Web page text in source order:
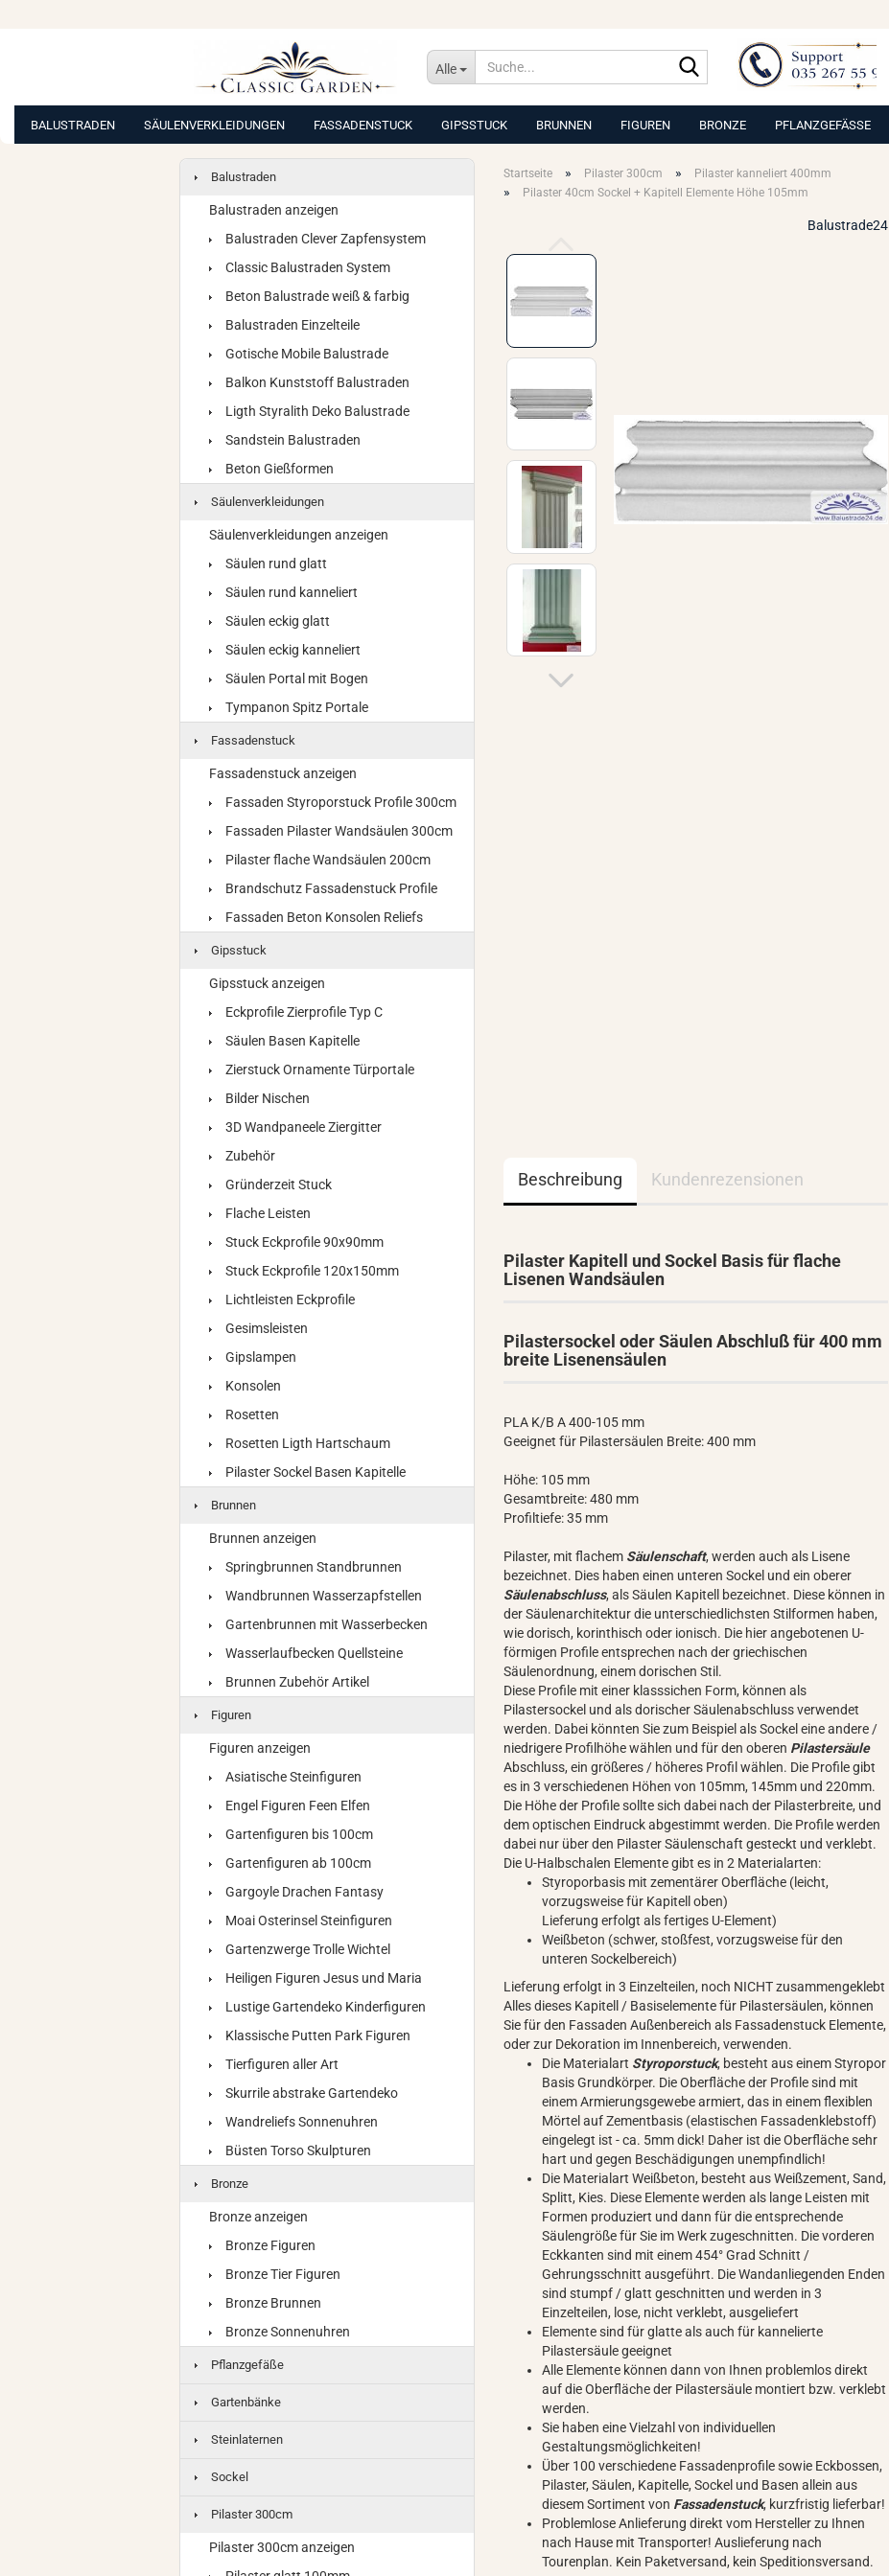
Alle
Suche...
BALUSTRADEN SÄULENVERKLEIDUNGEN FASSADENSTUCK GIPSSTUCK BRUNNEN FIGUREN BRONZE PFLANZGEFÄSSE
Startseite » Pilaster 300cm » Pilaster kanneliert 400mm
» Pilaster 40cm Sockel + Kapitell Elemente Höhe 105mm
Balustrade24
Beschreibung Kundenrezensionen
Pilaster Kapitell und Sockel Basis für flache
Lisenen Wandsäulen
Pilastersockel oder Säulen Abschluß für 400 mm
breite Lisenensäulen
PLA K/B A 400-105 mm
Geeignet für Pilastersäulen Breite: 400 mm
Höhe: 105 mm
Gesamtbreite: 480 mm
Profiltiefe: 35 mm
Pilaster, mit flachem Säulenschaft, werden auch als Lisene
bezeichnet. Dies haben einen unteren Sockel und ein oberer
Säulenabschluss, als Säulen Kapitell bezeichnet. Diese können in
der Säulenarchitektur die unterschiedlichsten Stilformen haben,
wie dorisch, korinthisch oder ionisch. Die hier angebotenen U-
förmigen Profile entsprechen nach der griechischen
Säulenordnung, einem dorischen Stil.
Diese Profile mit einer klasssichen Form, können als
Pilastersockel und als dorischer Säulenabschluss verwendet
werden. Dabei könnten Sie zum Beispiel als Sockel eine andere /
niedrigere Profilhöhe wählen und für den oberen Pilastersäule
Abschluss, ein größeres / höheres Profil wählen. Die Profile gibt
es in 3 verschiedenen Höhen von 105mm, 145mm und 220mm.
Die Höhe der Profile sollte sich dabei nach der Pilasterbreite, und
dem optischen Eindruck abgestimmt werden. Die Profile werden
dabei nur über den Pilaster Säulenschaft gesteckt und verklebt.
Die U-Halbschalen Elemente gibt es in 2 Materialarten:
Styroporbasis mit zementärer Oberfläche (leicht,
vorzugsweise für Kapitell oben)
Lieferung erfolgt als fertiges U-Element)
Weißbeton (schwer, stoßfest, vorzugsweise für den
unteren Sockelbereich)
Lieferung erfolgt in 3 Einzelteilen, noch NICHT zusammengeklebt
Alles dieses Kapitell / Basiselemente für Pilastersäulen, können
Sie für den Fassaden Außenbereich als Fassadenstuck Elemente,
oder zur Dekoration im Innenbereich, verwenden.
Die Materialart Styroporstuck, besteht aus einem Styropor
Basis Grundkörper. Die Oberfläche der Profile sind mit
einem Armierungsgewebe armiert, das in einem flexiblen
Mörtel auf Zementbasis (elastischen Fassadenklebstoff)
eingelegt ist - ca. 5mm dick! Daher ist die Oberfläche sehr
hart und gegen Beschädigungen unempfindlich!
Die Materialart Weißbeton, besteht aus Weißzement, Sand,
Splitt, Kies. Diese Elemente werden als lange Leisten mit
Formen produziert und dann für die entsprechende
Säulengröße für Sie im Werk zugeschnitten. Die vorderen
Eckkanten sind mit einem 454° Grad Schnitt /
Gehrungsschnitt ausgeführt. Die Wandanliegenden Enden
sind stumpf / glatt geschnitten und werden in 3
Einzelteilen, lose, nicht verklebt, ausgeliefert
Elemente sind für glatte als auch für kannelierte
Pilastersäule geeignet
Alle Elemente können dann von Ihnen problemlos direkt
auf die Oberfläche der Pilastersäule montiert bzw. verklebt
werden.
Sie haben eine Vielzahl von individuellen
Gestaltungsmöglichkeiten!
Über 100 verschiedene Fassadenprofile sowie Eckbossen,
Pilaster, Säulen, Kapitelle, Sockel und Basen allein aus
diesem Sortiment von Fassadenstuck, kurzfristig lieferbar!
Problemlose Anlieferung direkt vom Hersteller zu Ihnen
nach Hause mit Transporter! Auslieferung nach
Tourenplan. Kein Paketversand, kein Speditionsversand.
Balustraden
Balustraden anzeigen
Balustraden Clever Zapfensystem
Classic Balustraden System
Beton Balustrade weiß & farbig
Balustraden Einzelteile
Gotische Mobile Balustrade
Balkon Kunststoff Balustraden
Ligth Styralith Deko Balustrade
Sandstein Balustraden
Beton Gießformen
Säulenverkleidungen
Säulenverkleidungen anzeigen
Säulen rund glatt
Säulen rund kanneliert
Säulen eckig glatt
Säulen eckig kanneliert
Säulen Portal mit Bogen
Tympanon Spitz Portale
Fassadenstuck
Fassadenstuck anzeigen
Fassaden Styroporstuck Profile 300cm
Fassaden Pilaster Wandsäulen 300cm
Pilaster flache Wandsäulen 200cm
Brandschutz Fassadenstuck Profile
Fassaden Beton Konsolen Reliefs
Gipsstuck
Gipsstuck anzeigen
Eckprofile Zierprofile Typ C
Säulen Basen Kapitelle
Zierstuck Ornamente Türportale
Bilder Nischen
3D Wandpaneele Ziergitter
Zubehör
Gründerzeit Stuck
Flache Leisten
Stuck Eckprofile 90x90mm
Stuck Eckprofile 120x150mm
Lichtleisten Eckprofile
Gesimsleisten
Gipslampen
Konsolen
Rosetten
Rosetten Ligth Hartschaum
Pilaster Sockel Basen Kapitelle
Brunnen
Brunnen anzeigen
Springbrunnen Standbrunnen
Wandbrunnen Wasserzapfstellen
Gartenbrunnen mit Wasserbecken
Wasserlaufbecken Quellsteine
Brunnen Zubehör Artikel
Figuren
Figuren anzeigen
Asiatische Steinfiguren
Engel Figuren Feen Elfen
Gartenfiguren bis 100cm
Gartenfiguren ab 100cm
Gargoyle Drachen Fantasy
Moai Osterinsel Steinfiguren
Gartenzwerge Trolle Wichtel
Heiligen Figuren Jesus und Maria
Lustige Gartendeko Kinderfiguren
Klassische Putten Park Figuren
Tierfiguren aller Art
Skurrile abstrake Gartendeko
Wandreliefs Sonnenuhren
Büsten Torso Skulpturen
Bronze
Bronze anzeigen
Bronze Figuren
Bronze Tier Figuren
Bronze Brunnen
Bronze Sonnenuhren
Pflanzgefäße
Gartenbänke
Steinlaternen
Sockel
Pilaster 300cm
Pilaster 300cm anzeigen